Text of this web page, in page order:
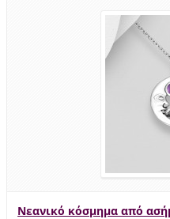
Νεανικό κόσμημα από